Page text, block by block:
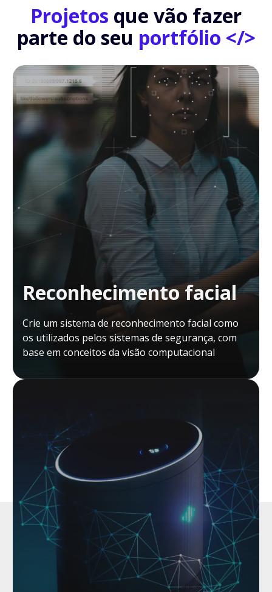
Projetos que vão fazer
parte do seu portfólio </>
Reconhecimento facial
Crie um sistema de reconhecimento facial como
os utilizados pelos sistemas de segurança, com
base em conceitos da visão computacional